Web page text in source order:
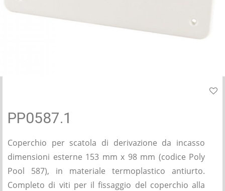
PP0587.1
Coperchio per scatola di derivazione da incasso
dimensioni esterne 153 mm x 98 mm (codice Poly
Pool 587), in materiale termoplastico antiurto.
Completo di viti per il fissaggio del coperchio alla